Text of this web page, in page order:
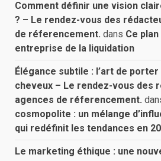
Comment définir une vision
? – Le rendez-vous des
de réferencement. dans Ce
entreprise de la liquidation
Élégance subtile : l’art de
cheveux – Le rendez-vous des
agences de réferencement.
cosmopolite : un mélange
qui redéfinit les tendances en
Le marketing éthique : une